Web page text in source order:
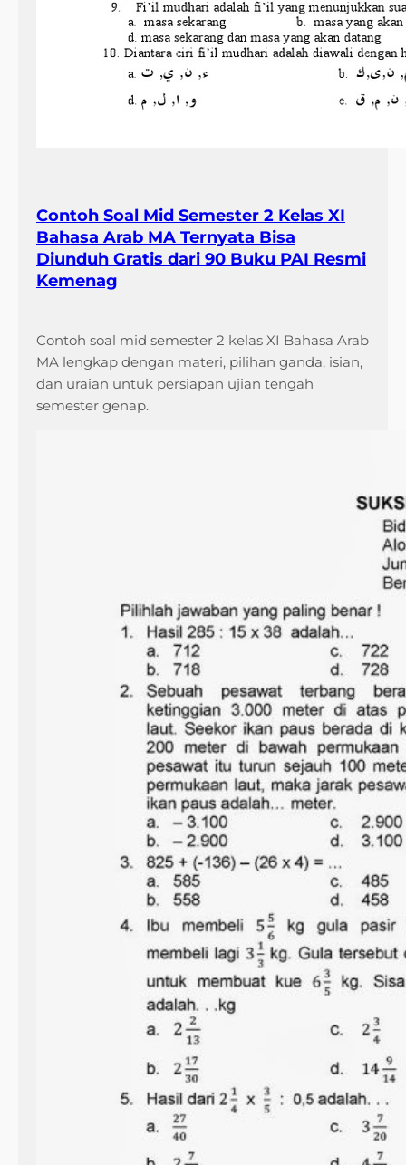
Contoh Soal Mid Semester 2 Kelas XI
Bahasa Arab MA Ternyata Bisa
Diunduh Gratis dari 90 Buku PAI Resmi
Kemenag
Contoh soal mid semester 2 kelas XI Bahasa Arab
MA lengkap dengan materi, pilihan ganda, isian,
dan uraian untuk persiapan ujian tengah
semester genap.